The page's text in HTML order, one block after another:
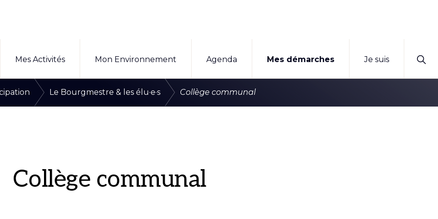
Mes Activités Mon Environnement Agenda Mes démarches Je suis
Le Bourgmestre & les élu·e·s Collège communal
Collège communal